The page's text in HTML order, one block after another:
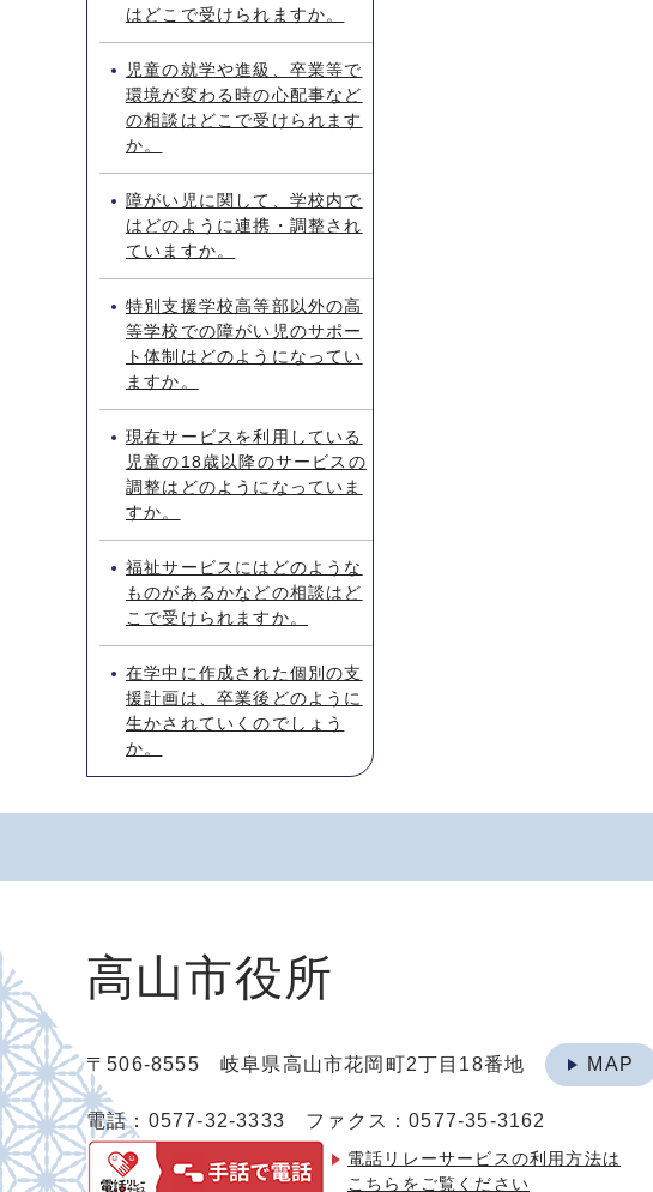
はどこで受けられますか。
児童の就学や進級、卒業等で
環境が変わる時の心配事など
の相談はどこで受けられます
か。
障がい児に関して、学校内で
はどのように連携・調整され
ていますか。
特別支援学校高等部以外の高
等学校での障がい児のサポー
ト体制はどのようになってい
ますか。
現在サービスを利用している
児童の18歳以降のサービスの
調整はどのようになっていま
すか。
福祉サービスにはどのような
ものがあるかなどの相談はど
こで受けられますか。
在学中に作成された個別の支
援計画は、卒業後どのように
生かされていくのでしょう
か。
高山市役所
〒506-8555 岐阜県高山市花岡町2丁目18番地 MAP
電話：0577-32-3333 ファクス：0577-35-3162
電話リレーサービスの利用方法は
こちらをご覧ください